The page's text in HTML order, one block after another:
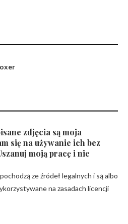
zdjęcia są moja
się na używanie ich bez
moją pracę i nie
ze źródeł legalnych i są albo
na zasadach licencji